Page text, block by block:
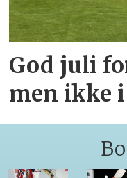
God juli
men ikke